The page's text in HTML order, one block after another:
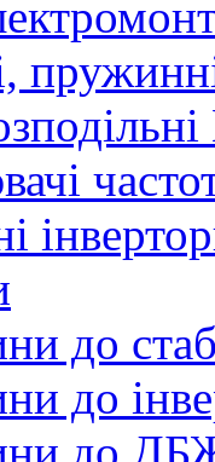
до
до
до